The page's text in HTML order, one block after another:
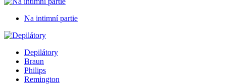
Na intimní partie
Depilátory
Braun
Philips
Remington